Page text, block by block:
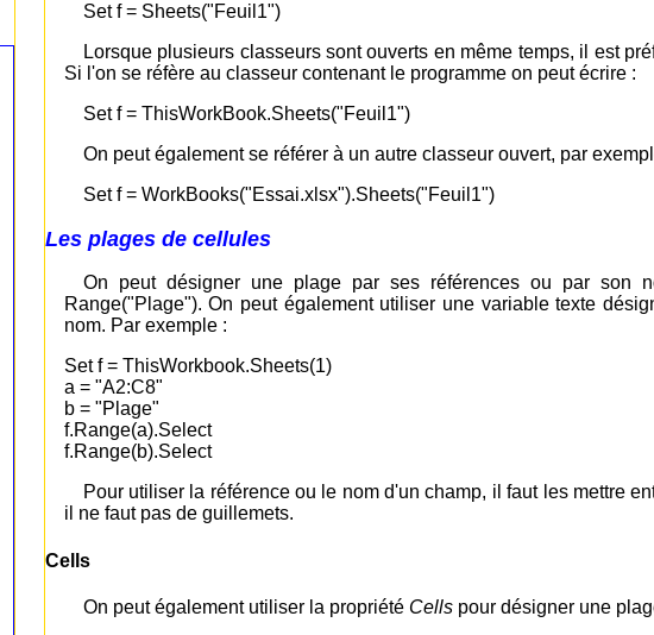
Set f = Sheets("Feuil1")
Lorsque plusieurs classeurs sont ouverts en même temps, il est
Si l'on se réfère au classeur contenant le programme on peut écrire :
Set f = ThisWorkBook.Sheets("Feuil1")
On peut également se référer à un autre classeur ouvert, par
Set f = WorkBooks("Essai.xlsx").Sheets("Feuil1")
Les plages de cellules
On peut désigner une plage par ses références ou par son
Range("Plage"). On peut également utiliser une variable texte
nom. Par exemple :
Set f = ThisWorkbook.Sheets(1)
a = "A2:C8"
b = "Plage"
f.Range(a).Select
f.Range(b).Select
Pour utiliser la référence ou le nom d'un champ, il faut les mettre
il ne faut pas de guillemets.
Cells
On peut également utiliser la propriété Cellspour désigner une